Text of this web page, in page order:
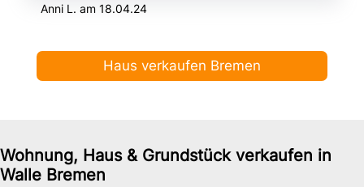
Anni L. am 18.04.24
Haus verkaufen Bremen
Wohnung, Haus & Grundstück verkaufen in
Walle Bremen